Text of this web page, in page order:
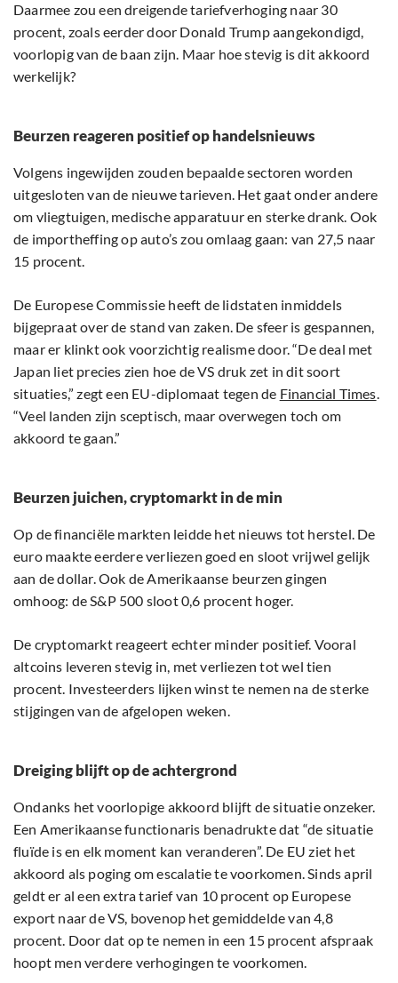
Daarmee zou een dreigende tariefverhoging naar 30
procent, zoals eerder door Donald Trump aangekondigd,
voorlopig van de baan zijn. Maar hoe stevig is dit akkoord
werkelijk?
Beurzen reageren positief op handelsnieuws
Volgens ingewijden zouden bepaalde sectoren worden
uitgesloten van de nieuwe tarieven. Het gaat onder andere
om vliegtuigen, medische apparatuur en sterke drank. Ook
de importheffing op auto’s zou omlaag gaan: van 27,5 naar
15 procent.
De Europese Commissie heeft de lidstaten inmiddels
bijgepraat over de stand van zaken. De sfeer is gespannen,
maar er klinkt ook voorzichtig realisme door. “De deal met
Japan liet precies zien hoe de VS druk zet in dit soort
situaties,” zegt een EU-diplomaat tegen de Financial Times.
“Veel landen zijn sceptisch, maar overwegen toch om
akkoord te gaan.”
Beurzen juichen, cryptomarkt in de min
Op de financiële markten leidde het nieuws tot herstel. De
euro maakte eerdere verliezen goed en sloot vrijwel gelijk
aan de dollar. Ook de Amerikaanse beurzen gingen
omhoog: de S&P 500 sloot 0,6 procent hoger.
De cryptomarkt reageert echter minder positief. Vooral
altcoins leveren stevig in, met verliezen tot wel tien
procent. Investeerders lijken winst te nemen na de sterke
stijgingen van de afgelopen weken.
Dreiging blijft op de achtergrond
Ondanks het voorlopige akkoord blijft de situatie onzeker.
Een Amerikaanse functionaris benadrukte dat “de situatie
fluïde is en elk moment kan veranderen”. De EU ziet het
akkoord als poging om escalatie te voorkomen. Sinds april
geldt er al een extra tarief van 10 procent op Europese
export naar de VS, bovenop het gemiddelde van 4,8
procent. Door dat op te nemen in een 15 procent afspraak
hoopt men verdere verhogingen te voorkomen.